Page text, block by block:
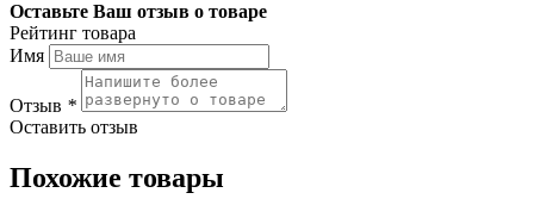
Оставьте Ваш отзыв о товаре
Рейтинг товара
Имя
Отзыв *
Оставить отзыв
Похожие товары